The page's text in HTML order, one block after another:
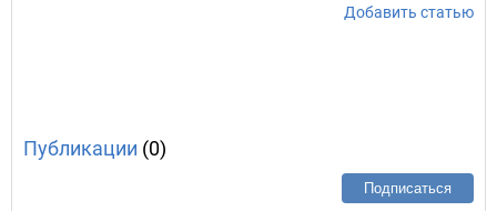
Добавить статью
Публикации (0)
Подписаться